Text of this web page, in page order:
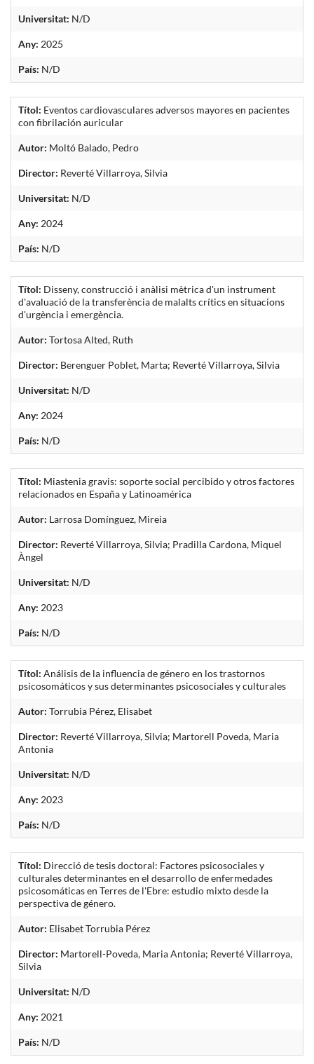
Universitat: N/D
Any: 2025
País: N/D
Títol: Eventos cardiovasculares adversos mayores en pacientes
con fibrilación auricular
Autor: Moltó Balado, Pedro
Director: Reverté Villarroya, Silvia
Universitat: N/D
Any: 2024
País: N/D
Títol: Disseny, construcció i anàlisi mètrica d'un instrument
d'avaluació de la transferència de malalts crítics en situacions
d'urgència i emergència.
Autor: Tortosa Alted, Ruth
Director: Berenguer Poblet, Marta; Reverté Villarroya, Silvia
Universitat: N/D
Any: 2024
País: N/D
Títol: Miastenia gravis: soporte social percibido y otros factores
relacionados en España y Latinoamérica
Autor: Larrosa Domínguez, Mireia
Director: Reverté Villarroya, Silvia; Pradilla Cardona, Miquel
Àngel
Universitat: N/D
Any: 2023
País: N/D
Títol: Análisis de la influencia de género en los trastornos
psicosomáticos y sus determinantes psicosociales y culturales
Autor: Torrubia Pérez, Elisabet
Director: Reverté Villarroya, Silvia; Martorell Poveda, Maria
Antonia
Universitat: N/D
Any: 2023
País: N/D
Títol: Direcció de tesis doctoral: Factores psicosociales y
culturales determinantes en el desarrollo de enfermedades
psicosomáticas en Terres de l'Ebre: estudio mixto desde la
perspectiva de género.
Autor: Elisabet Torrubia Pérez
Director: Martorell-Poveda, Maria Antonia; Reverté Villarroya,
Silvia
Universitat: N/D
Any: 2021
País: N/D